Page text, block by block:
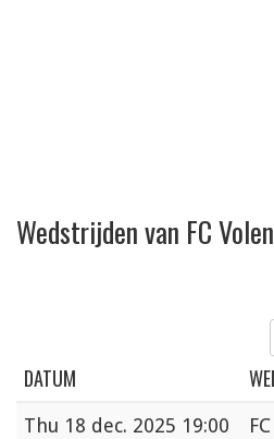
Wedstrijden van FC
DATUM
Thu 18 dec. 2025 19:00